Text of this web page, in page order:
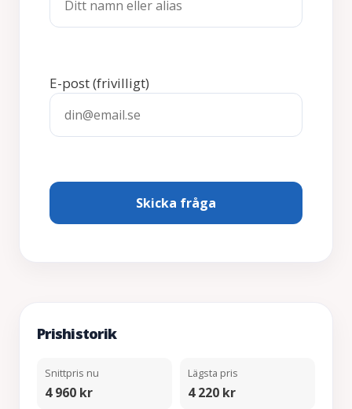
E-post(frivilligt)
Prishistorik
Snittpris nu
4 960 kr
Lägsta pris
4 220 kr